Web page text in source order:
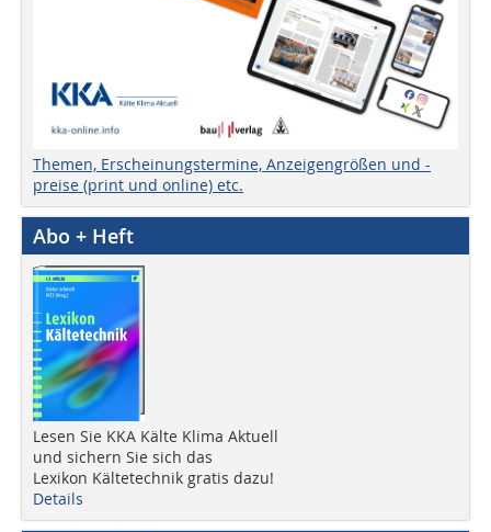
Themen, Erscheinungstermine, Anzeigengrößen und -
preise (print und online) etc.
Abo + Heft
Lesen Sie KKA Kälte Klima Aktuell
und sichern Sie sich das
Lexikon Kältetechnik gratis dazu!
Details